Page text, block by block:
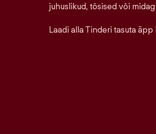
juhuslikud, tõsised või
Laadi alla Tinderi tasuta